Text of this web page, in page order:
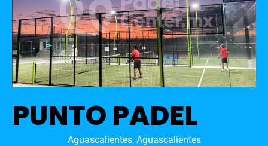
PUNTO PADEL
Aguascalientes, Aguascalientes